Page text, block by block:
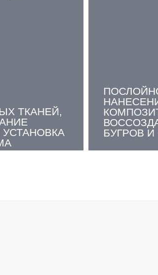
ТКАНЕЙ,
БУГРОВ